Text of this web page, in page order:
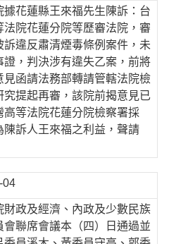
據花蓮縣王來福先生陳訴：台
法院花蓮分院等歷審法院，審
訴違反肅清煙毒條例案件，未
證，判決涉有違失乙案，前將
見函請法務部轉請管轄法院檢
究提起再審，該院前揭意見已
高等法院花蓮分院檢察署採
陳訴人王來福之利益，聲請
04
財政及經濟、內政及少數民族
會聯席會議本（四）日通過並